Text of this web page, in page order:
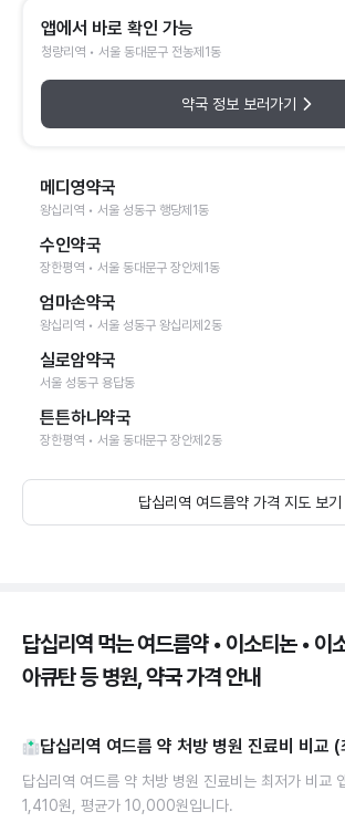
앱에서 바로 확인 가능
청량리역 • 서울 동대문구 전농제1동
약국 정보 보러가기
메디영약국
왕십리역 • 서울 성동구 행당제1동
수인약국
장한평역 • 서울 동대문구 장안제1동
엄마손약국
왕십리역 • 서울 성동구 왕십리제2동
실로암약국
서울 성동구 용답동
튼튼하나약국
장한평역 • 서울 동대문구 장안제2동
답십리역 여드름약 가격 지도 보기
답십리역 먹는 여드름약 • 이소티논 • 이
아큐탄 등 병원, 약국 가격 안내
답십리역 여드름 약 처방 병원 진료비 비교
답십리역 여드름 약 처방 병원 진료비는 최저가 비교
1,410원, 평균가 10,000원입니다.